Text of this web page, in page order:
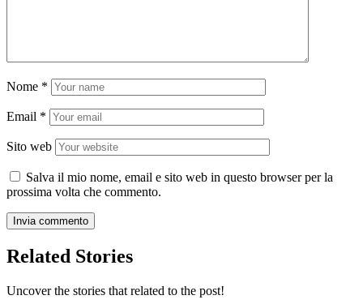
Nome *
Email *
Sito web
Salva il mio nome, email e sito web in questo browser per la
prossima volta che commento.
Related Stories
Uncover the stories that related to the post!